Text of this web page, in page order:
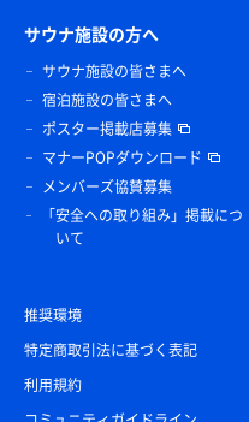
サウナ施設の方へ
サウナ施設の皆さまへ
宿泊施設の皆さまへ
ポスター掲載店募集
マナーPOPダウンロード
メンバーズ協賛募集
「安全への取り組み」掲載につ
いて
推奨環境
特定商取引法に基づく表記
利用規約